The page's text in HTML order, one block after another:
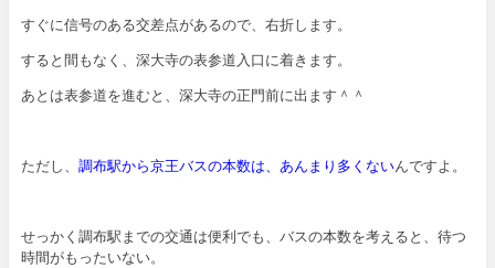
すぐに信号のある交差点があるので、右折します。
すると間もなく、深大寺の表参道入口に着きます。
あとは表参道を進むと、深大寺の正門前に出ます＾＾
ただし、 調布駅から京王バスの本数は、あんまり多くないんですよ。
せっかく調布駅までの交通は便利でも、バスの本数を考えると、待つ
時間がもったいない。